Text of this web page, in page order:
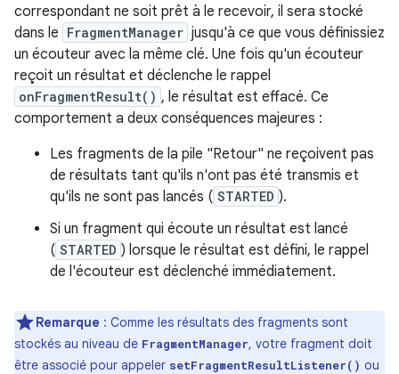
correspondant ne soit prêt à le recevoir, il sera stocké
dans le FragmentManager jusqu'à ce que vous définissiez
un écouteur avec la même clé. Une fois qu'un écouteur
reçoit un résultat et déclenche le rappel
onFragmentResult() , le résultat est effacé. Ce
comportement a deux conséquences majeures :
Les fragments de la pile "Retour" ne reçoivent pas
de résultats tant qu'ils n'ont pas été transmis et
qu'ils ne sont pas lancés ( STARTED ).
Si un fragment qui écoute un résultat est lancé
( STARTED ) lorsque le résultat est défini, le rappel
de l'écouteur est déclenché immédiatement.
Remarque : Comme les résultats des fragments sont
stockés au niveau de FragmentManager, votre fragment doit
être associé pour appeler setFragmentResultListener() ou